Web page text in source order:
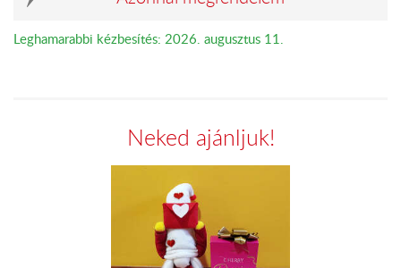
Leghamarabbi kézbesítés: 2026. augusztus 11.
Neked ajánljuk!